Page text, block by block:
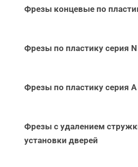
Фрезы концевые по
Фрезы по пластику серия N
Фрезы по пластику серия А
Фрезы с удалением
установки дверей